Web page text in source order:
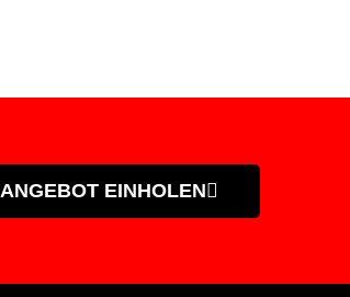
ANGEBOT EINHOLEN